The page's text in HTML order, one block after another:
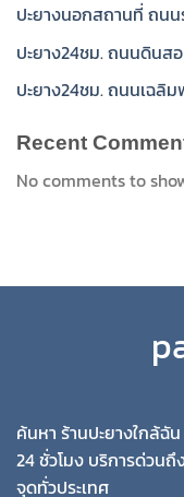
ปะยางนอกสถานที่ ถน
ปะยาง24ชม. ถนนดินส
ปะยาง24ชม. ถนนเฉลิ
Recent
No comments to
ค้นหา ร้านปะยางใกล้
24 ชั่วโมง บริการด่วน
จุดทั่วประเทศ